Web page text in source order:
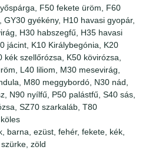
F50 fekete üröm, F60
gyékény, H10 havasi gyopár,
H30 habszegfű, H35 havasi
jácint, K10 Királybegónia, K20
szellőrózsa, K50 kövirózsa,
L40 liliom, M30 mesevirág,
M80 meggybordó, N30 nád,
N90 nyílfű, P50 palástfű, S40 sás,
SZ70 szarkaláb, T80
barna, ezüst, fehér, fekete, kék,
zöld